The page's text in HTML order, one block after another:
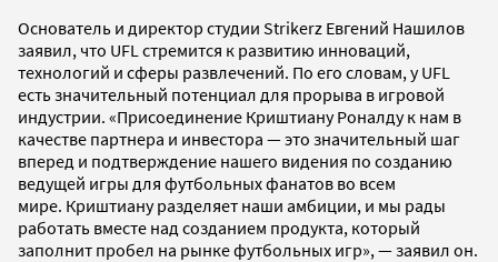
Основатель и директор студии Strikerz Евгений Нашилов
заявил, что UFL стремится к развитию инноваций,
технологий и сферы развлечений. По его словам, у UFL
есть значительный потенциал для прорыва в игровой
индустрии. «Присоединение Криштиану Роналду к нам в
качестве партнера и инвестора — это значительный шаг
вперед и подтверждение нашего видения по созданию
ведущей игры для футбольных фанатов во всем
мире. Криштиану разделяет наши амбиции, и мы рады
работать вместе над созданием продукта, который
заполнит пробел на рынке футбольных игр», — заявил он.